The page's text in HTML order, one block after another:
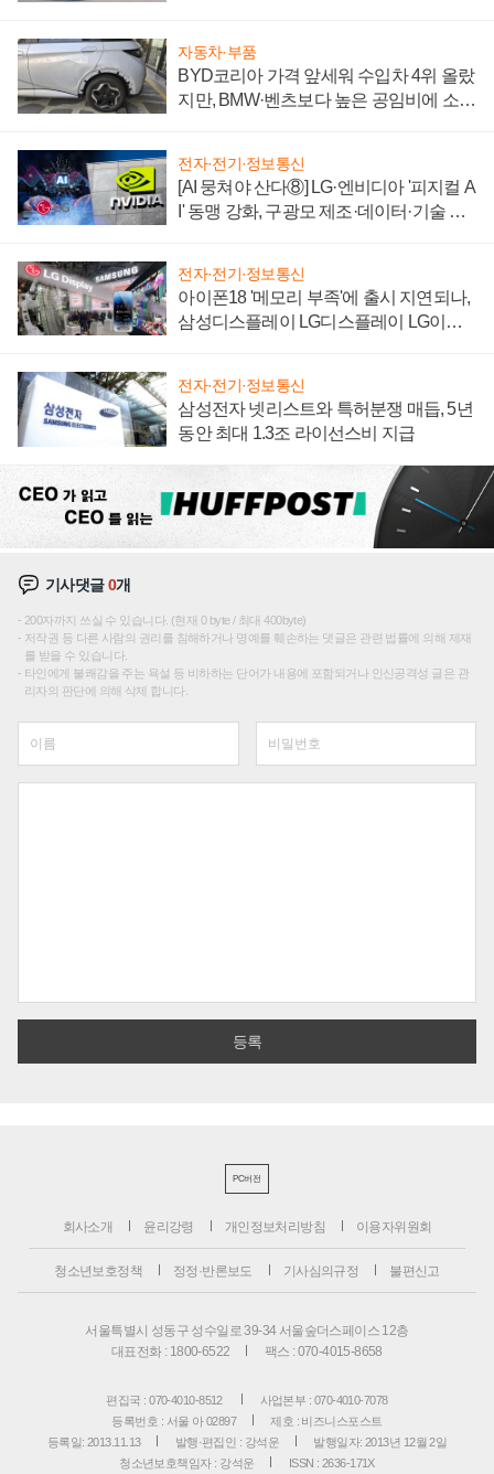
자동차·부품
BYD코리아 가격 앞세워 수입차 4위 올랐
지만, BMW·벤츠보다 높은 공임비에 소비
전자·전기·정보통신
[AI 뭉쳐야 산다⑧] LG·엔비디아 '피지컬 A
I' 동맹 강화, 구광모 제조·데이터·기술 결
전자·전기·정보통신
아이폰18 '메모리 부족'에 출시 지연되나,
삼성디스플레이 LG디스플레이 LG이노
전자·전기·정보통신
삼성전자 넷리스트와 특허분쟁 매듭, 5년
동안 최대 1.3조 라이선스비 지급
기사댓글0개
200자까지 쓰실 수 있습니다. (현재 0 byte / 최대 400byte)
저작권 등 다른 사람의 권리를 침해하거나 명예를 훼손하는 댓글은 관련 법률에 의해 제재
를 받을 수 있습니다.
타인에게 불쾌감을 주는 욕설 등 비하하는 단어가 내용에 포함되거나 인신공격성 글은 관
리자의 판단에 의해 삭제 합니다.
PC버전
회사소개 윤리강령 개인정보처리방침 이용자위원회
청소년보호정책 정정·반론보도 기사심의규정 불편신고
서울특별시 성동구 성수일로 39-34 서울숲더스페이스 12층
대표전화 : 1800-6522
팩스 : 070-4015-8658
편집국 : 070-4010-8512
사업본부 : 070-4010-7078
등록번호 : 서울 아 02897
제호 : 비즈니스포스트
등록일: 2013.11.13
발행·편집인 : 강석운
발행일자: 2013년 12월 2일
청소년보호책임자 : 강석운
ISSN : 2636-171X